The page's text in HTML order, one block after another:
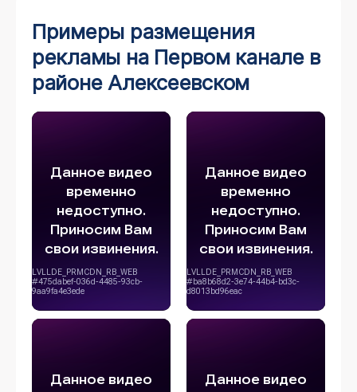
Примеры размещения
рекламы на Первом канале в
районе Алексеевском